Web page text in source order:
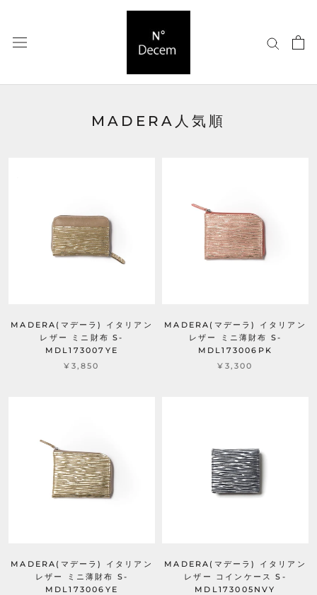
て
MADERA人気順
MADERA(マデーラ) イタリアン
レザー ミニ財布 S-
MDL173007YE
¥3,850
MADERA(マデーラ) イタリアン
レザー ミニ薄財布 S-
MDL173006PK
¥3,300
MADERA(マデーラ) イタリアン
レザー ミニ薄財布 S-
MDL173006YE
MADERA(マデーラ) イタリアン
レザー コインケース S-
MDL173005NVY